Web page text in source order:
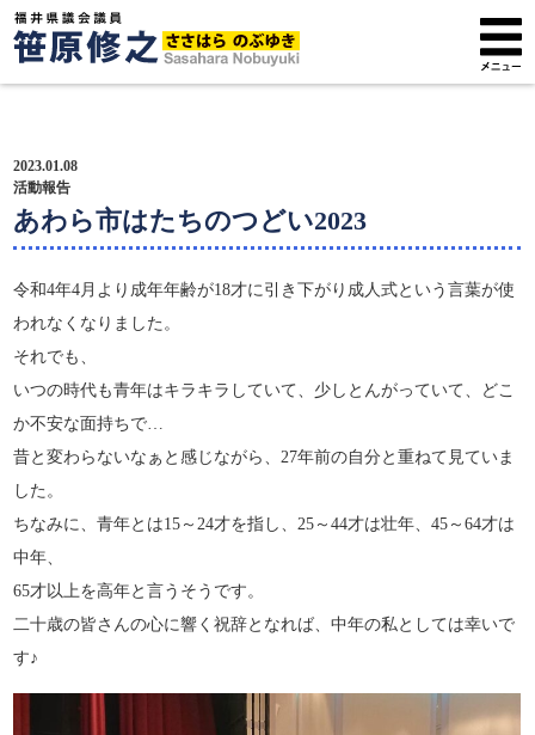
プロフィール
政策方針
活動報告
広報紙
サポーター募集
2023.01.08
活動報告
あわら市はたちのつどい2023
令和4年4月より成年年齢が18才に引き下がり成人式という言葉が使
われなくなりました。
それでも、
いつの時代も青年はキラキラしていて、少しとんがっていて、どこ
か不安な面持ちで…
昔と変わらないなぁと感じながら、27年前の自分と重ねて見ていま
した。
ちなみに、青年とは15～24才を指し、25～44才は壮年、45～64才は
中年、
65才以上を高年と言うそうです。
二十歳の皆さんの心に響く祝辞となれば、中年の私としては幸いで
す♪